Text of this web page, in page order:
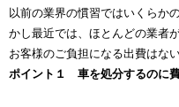
以前の業界の慣習ではいくらか
かし最近では、ほとんどの業者
お客様のご負担になる出費はな
ポイント１ 車を処分するのに費